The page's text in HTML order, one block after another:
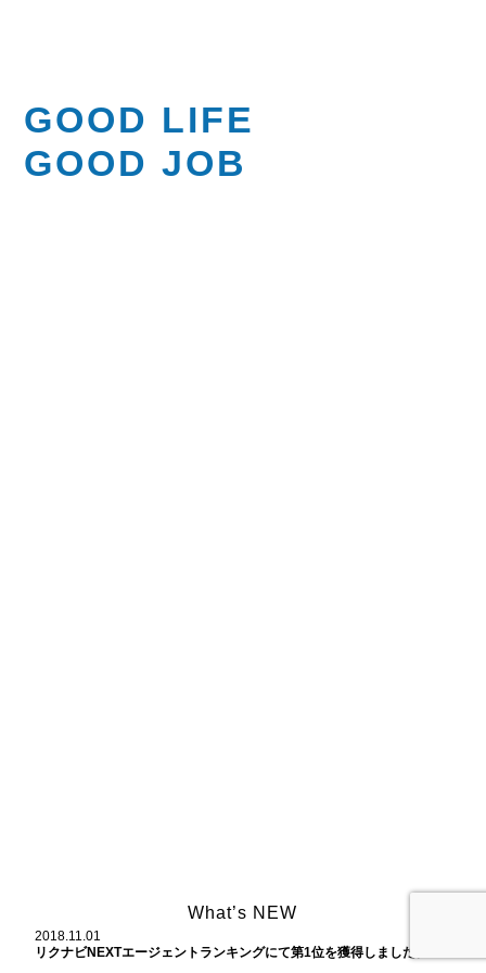
GOOD LIFE
GOOD JOB
What’s NEW
2018.11.01
リクナビNEXTエージェントランキングにて第1位を獲得しました。